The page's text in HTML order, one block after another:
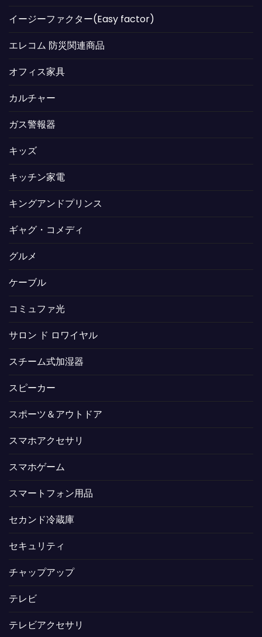
イージーファクター(Easy factor)
エレコム 防災関連商品
オフィス家具
カルチャー
ガス警報器
キッズ
キッチン家電
キングアンドプリンス
ギャグ・コメディ
グルメ
ケーブル
コミュファ光
サロン ド ロワイヤル
スチーム式加湿器
スピーカー
スポーツ＆アウトドア
スマホアクセサリ
スマホゲーム
スマートフォン用品
セカンド冷蔵庫
セキュリティ
チャップアップ
テレビ
テレビアクセサリ